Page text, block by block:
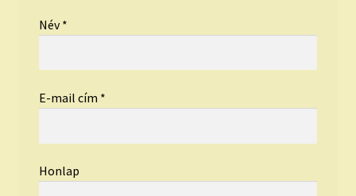
Név*
E-mail cím *
Honlap